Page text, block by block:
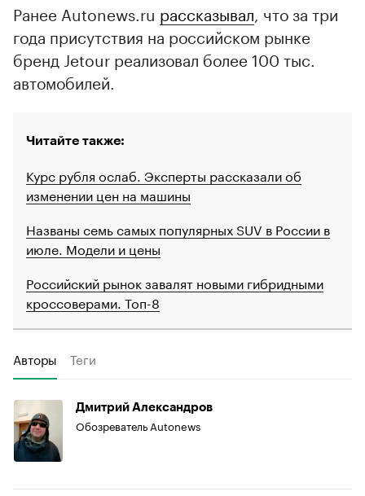
Ранее Autonews.ru рассказывал, что за три
года присутствия на российском рынке
бренд Jetour реализовал более 100 тыс.
автомобилей.
Читайте также:
Курс рубля ослаб. Эксперты рассказали об
изменении цен на машины
Названы семь самых популярных SUV в России в
июле. Модели и цены
Российский рынок завалят новыми гибридными
кроссоверами. Топ-8
Авторы Теги
Дмитрий Александров
Обозреватель Autonews